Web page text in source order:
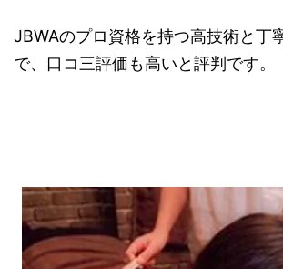
JBWAのプロ資格を持つ高技術と丁
で、口コ三評価も高いと評判です。